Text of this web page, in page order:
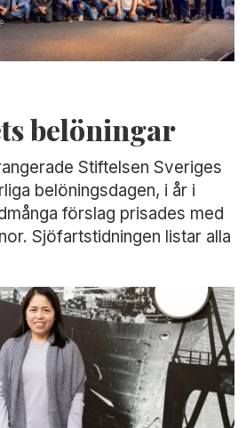
belöningar
Stiftelsen Sveriges
belöningsdagen, i år i
förslag prisades med
Sjöfartstidningen listar alla